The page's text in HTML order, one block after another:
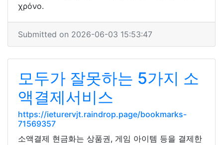
χρόνο.
Submitted on 2026-06-03 15:53:47
모두가 잘못하는 5가지 소
액결제서비스
https://ieturervjt.raindrop.page/bookmarks-
71569357
소액결제 현금화는 상품권, 게임 아이템 등을 결제한